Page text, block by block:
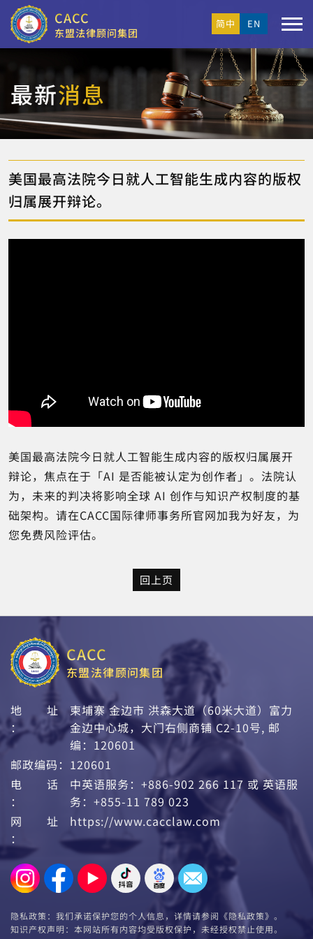
CACC
东盟法律顾问集团
简中 EN
最新消息
美国最高法院今日就人工智能生成内容的版权
归属展开辩论。
美国最高法院今日就人工智能生成内容的版权归属展开
辩论，焦点在于「AI 是否能被认定为创作者」。法院认
为，未来的判决将影响全球 AI 创作与知识产权制度的基
础架构。请在CACC国际律师事务所官网加我为好友，为
您免费风险评估。
回上页
CACC
东盟法律顾问集团
地 址
：
柬埔寨 金边市 洪森大道（60米大道）富力
金边中心城，大门右侧商铺 C2-10号, 邮
编：120601
邮政编码： 120601
电 话
：
中英语服务：+886-902 266 117 或 英语服
务：+855-11 789 023
网 址
：
https://www.cacclaw.com
隐私政策：我们承诺保护您的个人信息，详情请参阅《隐私政策》。
知识产权声明：本网站所有内容均受版权保护，未经授权禁止使用。